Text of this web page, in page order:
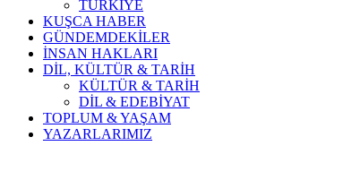
TÜRKİYE
KUŞCA HABER
GÜNDEMDEKİLER
İNSAN HAKLARI
DİL, KÜLTÜR & TARİH
KÜLTÜR & TARİH
DİL & EDEBİYAT
TOPLUM & YAŞAM
YAZARLARIMIZ